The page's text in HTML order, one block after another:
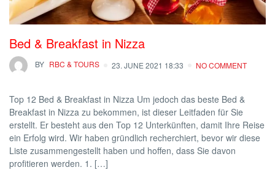
Bed & Breakfast in Nizza
BY RBC & TOURS 23. JUNE 2021 18:33 NO COMMENT
Top 12 Bed & Breakfast in Nizza Um jedoch das beste Bed &
Breakfast in Nizza zu bekommen, ist dieser Leitfaden für Sie
erstellt. Er besteht aus den Top 12 Unterkünften, damit Ihre Reise
ein Erfolg wird. Wir haben gründlich recherchiert, bevor wir diese
Liste zusammengestellt haben und hoffen, dass Sie davon
profitieren werden. 1. […]